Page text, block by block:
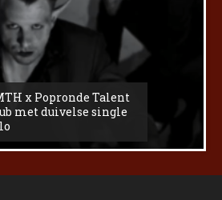
x Popronde Talent
met duivelse single